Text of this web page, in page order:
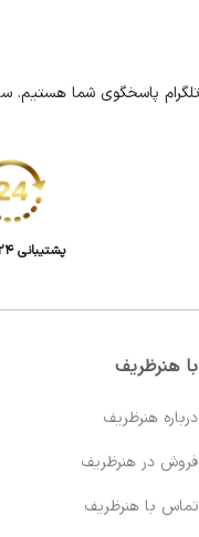
پشتیبانی 24 ساعته
با هنرظریف
درباره هنرظریف
فروش در هنرظریف
تماس با هنرظریف